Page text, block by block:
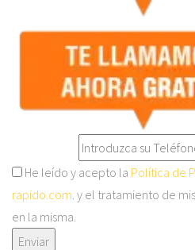
He leído y acepto la Política de
rapido.com . y el tratamiento de
en la misma.
Enviar